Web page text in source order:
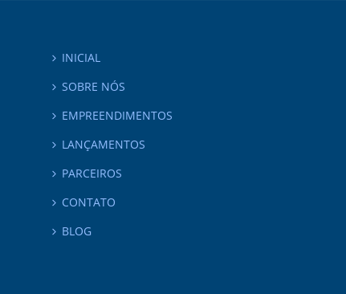
INICIAL
SOBRE NÓS
EMPREENDIMENTOS
LANÇAMENTOS
PARCEIROS
CONTATO
BLOG